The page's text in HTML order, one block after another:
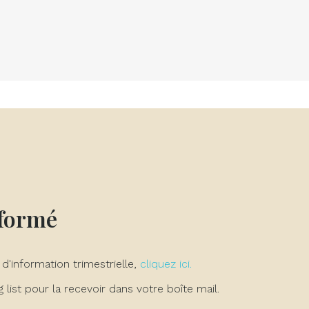
trimestrielle, cliquez ici.
list pour la recevoir dans votre boîte mail.